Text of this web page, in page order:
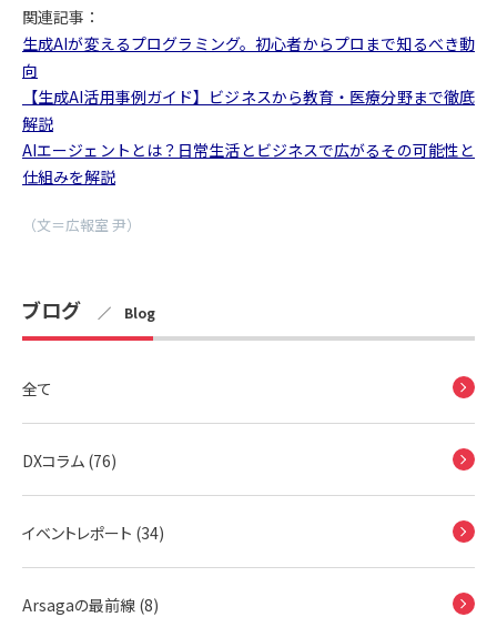
関連記事：
生成AIが変えるプログラミング。初心者からプロまで知るべき動
向
【生成AI活用事例ガイド】ビジネスから教育・医療分野まで徹底
解説
AIエージェントとは？日常生活とビジネスで広がるその可能性と
仕組みを解説
（文＝広報室 尹）
ブログ ／ Blog
全て
DXコラム (76)
イベントレポート (34)
Arsagaの最前線 (8)